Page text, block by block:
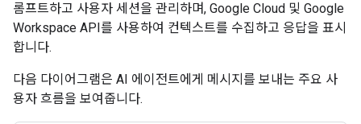
롬프트하고 사용자 세션을 관리하며, Google Cloud 및 Google
Workspace API를 사용하여 컨텍스트를 수집하고 응답을 표시
합니다.
다음 다이어그램은 AI 에이전트에게 메시지를 보내는 주요 사
용자 흐름을 보여줍니다.